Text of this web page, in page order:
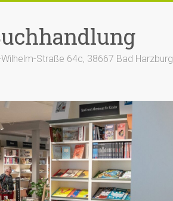
Straße 64c, 38667 Bad Harzburg